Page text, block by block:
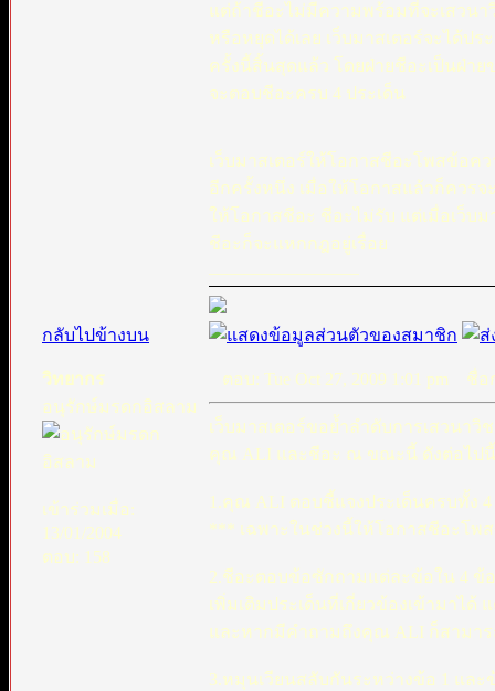
แต่ถ้าชีอะไม่มีความพร้อมที่จะเสวน
หรือหยุดได้เลย เว็บมาสเตอร์จะได้ป
ครั้งนี้สิ้นสุดแล้ว โดยฝ่ายชีอะเป็นฝ่า
จะตอบชีอะครบ 4 ประเด็น
เว็บมาสเตอร์ให้โอกาสชีอะโพสข้อ
อีกครั้งหนึ่ง เมื่อให้โอกาสแล้วก็ควรจ
ให้โอกาสชีอะ ชีอะไม่รับ แต่เมื่อเว็บ
ชีอะก็จะแหกกฎอยู่เรื่อย
กลับไปข้างบน
วิทยากร
อนุรักษ์มรดกอิสลาม
เข้าร่วมเมื่อ:
13/01/2004
ตอบ: 158
ตอบ: Tue Oct 27, 2009 1:01 pm ชื่อ
เว็บมาสเตอร์ขอย้ำลำดับการเสวนาวิ
คุณ ALI และชีอะ ณ ขณะนี้ ดังต่อไปนี้
1.คุณ ALI ตอบชี้แจงประเด็นครบทั้ง
*** เฉพาะในช่วงนี้ให้โอกาสชีอะโพ
2.ชีอะตอบข้อซักถามแต่ละข้อใน 4
เพิ่มเติมประเด็นที่เกี่ยวข้องเข้ามาไ
และหากมีคำถามถึงคุณ ALI ก็สามาร
3.หมุนเวียนสลับกันระหว่างข้อ 1 และ